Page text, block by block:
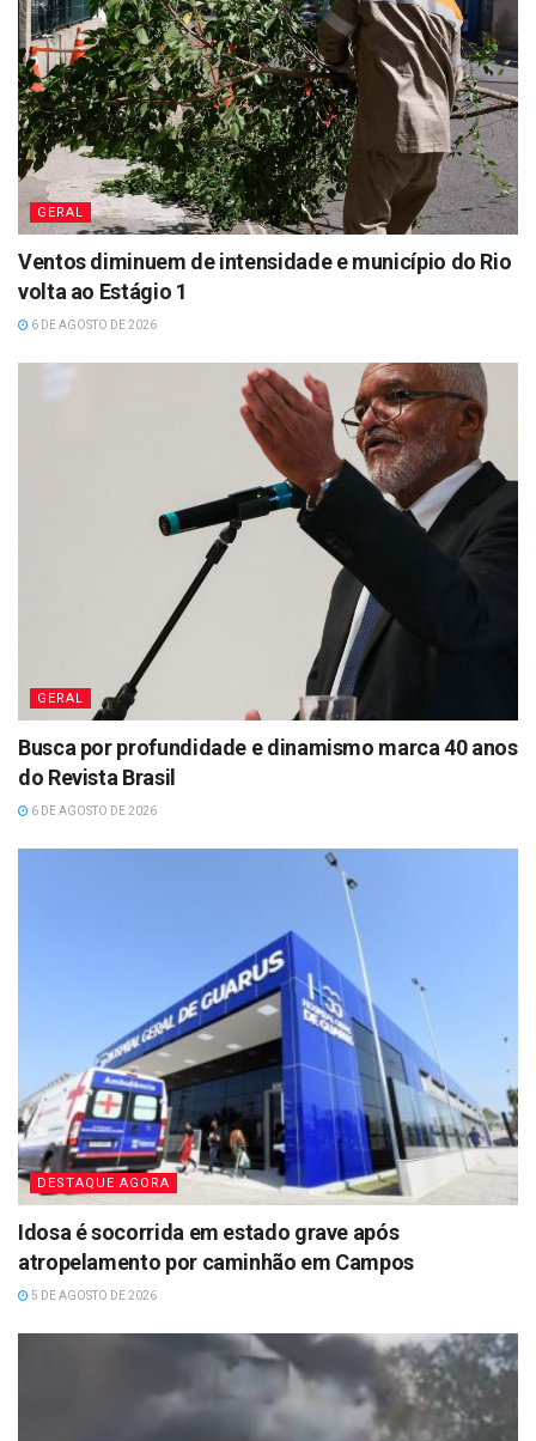
GERAL
Ventos diminuem de intensidade e município do Rio
volta ao Estágio 1
6 DE AGOSTO DE 2026
GERAL
Busca por profundidade e dinamismo marca 40 anos
do Revista Brasil
6 DE AGOSTO DE 2026
DESTAQUE AGORA
Idosa é socorrida em estado grave após
atropelamento por caminhão em Campos
5 DE AGOSTO DE 2026